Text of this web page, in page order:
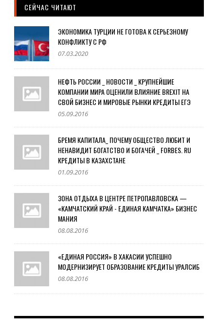
СЕЙЧАС ЧИТАЮТ
ЭКОНОМИКА ТУРЦИИ НЕ ГОТОВА К СЕРЬЕЗНОМУ
КОНФЛИКТУ С РФ
07.03.2020
НЕФТЬ РОССИИ _ НОВОСТИ _ КРУПНЕЙШИЕ
КОМПАНИИ МИРА ОЦЕНИЛИ ВЛИЯНИЕ BREXIT НА
СВОЙ БИЗНЕС И МИРОВЫЕ РЫНКИ КРЕДИТЫ ЕГЭ
05.09.2016
БРЕМЯ КАПИТАЛА_ ПОЧЕМУ ОБЩЕСТВО ЛЮБИТ И
НЕНАВИДИТ БОГАТСТВО И БОГАЧЕЙ _ FORBES. RU
КРЕДИТЫ В КАЗАХСТАНЕ
01.09.2016
ЗОНА ОТДЫХА В ЦЕНТРЕ ПЕТРОПАВЛОВСКА —
«КАМЧАТСКИЙ КРАЙ - ЕДИНАЯ КАМЧАТКА» БИЗНЕС
МАНИЯ
08.08.2016
«ЕДИНАЯ РОССИЯ» В ХАКАСИИ УСПЕШНО
МОДЕРНИЗИРУЕТ ОБРАЗОВАНИЕ КРЕДИТЫ УРАЛСИБ
08.08.2016